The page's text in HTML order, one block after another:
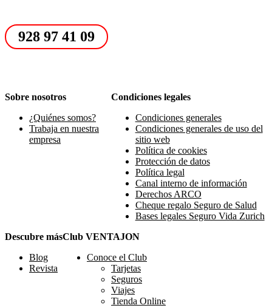
928 97 41 09
Sobre nosotros
¿Quiénes somos?
Trabaja en nuestra
empresa
Condiciones legales
Condiciones generales
Condiciones generales de uso del
sitio web
Política de cookies
Protección de datos
Política legal
Canal interno de información
Derechos ARCO
Cheque regalo Seguro de Salud
Bases legales Seguro Vida Zurich
Descubre más
Blog
Revista
Club VENTAJON
Conoce el Club
Tarjetas
Seguros
Viajes
Tienda Online